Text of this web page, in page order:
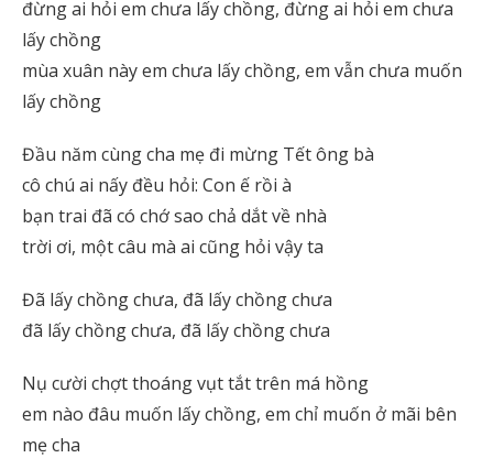
đừng ai hỏi em chưa lấy chồng, đừng ai hỏi em chưa
lấy chồng
mùa xuân này em chưa lấy chồng, em vẫn chưa muốn
lấy chồng
Đầu năm cùng cha mẹ đi mừng Tết ông bà
cô chú ai nấy đều hỏi: Con ế rồi à
bạn trai đã có chớ sao chả dắt về nhà
trời ơi, một câu mà ai cũng hỏi vậy ta
Đã lấy chồng chưa, đã lấy chồng chưa
đã lấy chồng chưa, đã lấy chồng chưa
Nụ cười chợt thoáng vụt tắt trên má hồng
em nào đâu muốn lấy chồng, em chỉ muốn ở mãi bên
mẹ cha